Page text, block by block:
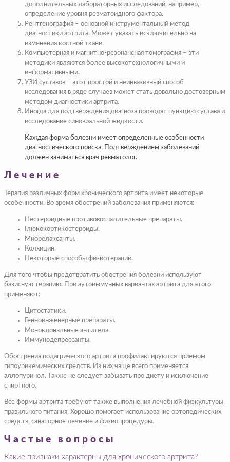
дополнительных лабораторных исследований, например,
определение уровня ревматоидного фактора.
Рентгенография – основной инструментальный метод
диагностики артрита. Может указать исключительно на
изменения костной ткани.
Компьютерная и магнитно-резонансная томография – эти
методики являются более высокотехнологичными и
информативными.
УЗИ суставов – этот простой и неинвазивный способ
исследования в ряде случаев может стать довольно достоверным
методом диагностики артрита.
Иногда для подтверждения диагноза проводят пункцию сустава и
исследование синовиальной жидкости.
Каждая форма болезни имеет определенные особенности
диагностического поиска. Подтверждением заболеваний
должен заниматься врач ревматолог.
Лечение
Терапия различных форм хронического артрита имеет некоторые
особенности. Во время обострений заболевания применяются:
Нестероидные противовоспалительные препараты.
Глюкокортикостероиды.
Миорелаксанты.
Колхицин.
Некоторые способы физиотерапии.
Для того чтобы предотвратить обострения болезни используют
базисную терапию. При аутоиммунных вариантах артрита для этого
применяют:
Цитостатики.
Генноинженерные препараты.
Моноклональные антитела.
Иммунодепрессанты.
Обострения подагрического артрита профилактируются приемом
гипоурикемических средств. Из них чаще всего применяется
аллопуринол. Также не следует забывать про диету и исключение
спиртного.
Все формы артрита требуют также выполнения лечебной физкультуры,
правильного питания. Хорошо помогает использование ортопедических
средств, санаторное лечение и физиопроцедуры.
Частые вопросы
Какие признаки характерны для хронического артрита?